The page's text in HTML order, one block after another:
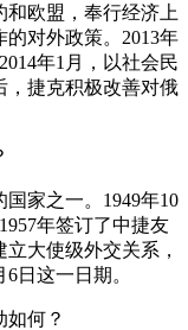
欧盟，奉行经济上
对外政策。2013年
年1月，以社会民
，捷克积极改善对俄
家之一。1949年10
年签订了中捷友
大使级外交关系，
日这一日期。
何？